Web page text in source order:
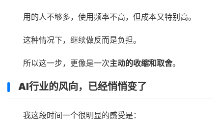
用的人不够多，使用频率不高，但成本又特别高。
这种情况下，继续做反而是负担。
所以这一步，更像是一次主动的收缩和取舍。
AI行业的风向，已经悄悄变了
我这段时间一个很明显的感受是：